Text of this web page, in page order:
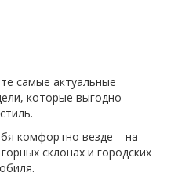
самые актуальные
которые выгодно
комфортно везде – на
склонах и городских